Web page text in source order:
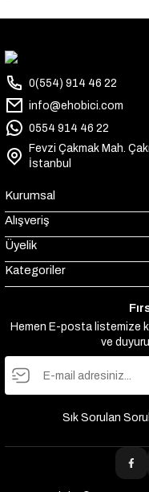
0(554) 914 46 22
info@ehobici.com
0554 914 46 22
Fevzi Çakmak Mah.
İstanbul
Kurumsal
Alışveriş
Üyelik
Kategoriler
Hemen E-posta listemize
ve
Sık Sorulan